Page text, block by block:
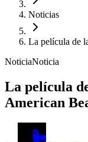
Noticias
La película de
NoticiaNoticia
La película
American